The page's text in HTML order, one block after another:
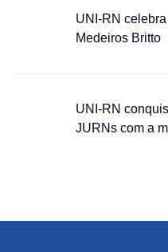
UNI-RN
Medeiros Britto
UNI-RN
JURNs com a